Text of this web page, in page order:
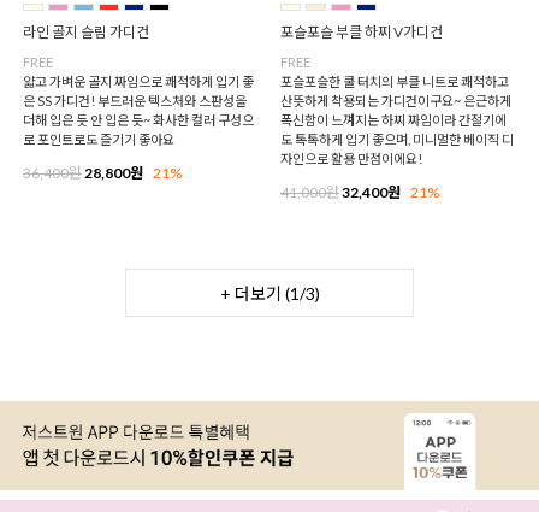
라인 골지 슬림 가디건
FREE
얇고 가벼운 골지 짜임으로 쾌적하게 입기 좋
은 SS 가디건! 부드러운 텍스처와 스판성을
더해 입은 듯 안 입은 듯~ 화사한 컬러 구성으
로 포인트로도 즐기기 좋아요
36,400원28,800원 21%
포슬포슬 부클 하찌 V가디건
FREE
포슬포슬한 쿨 터치의 부클 니트로 쾌적하고
산뜻하게 착용되는 가디건이구요~ 은근하게
폭신함이 느껴지는 하찌 짜임이라 간절기에
도 톡톡하게 입기 좋으며, 미니멀한 베이직 디
자인으로 활용 만점이에요!
41,000원32,400원 21%
+ 더보기 (1/3)